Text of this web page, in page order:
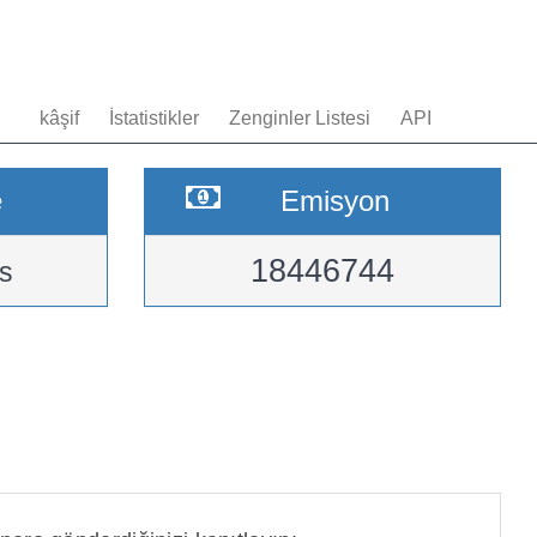
kâşif İstatistikler Zenginler Listesi API
Emisyon
18446744